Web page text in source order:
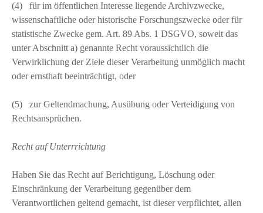
(4) für im öffentlichen Interesse liegende Archivzwecke,
wissenschaftliche oder historische Forschungszwecke oder für
statistische Zwecke gem. Art. 89 Abs. 1 DSGVO, soweit das
unter Abschnitt a) genannte Recht voraussichtlich die
Verwirklichung der Ziele dieser Verarbeitung unmöglich macht
oder ernsthaft beeinträchtigt, oder
(5) zur Geltendmachung, Ausübung oder Verteidigung von
Rechtsansprüchen.
Recht auf Unterrrichtung
Haben Sie das Recht auf Berichtigung, Löschung oder
Einschränkung der Verarbeitung gegenüber dem
Verantwortlichen geltend gemacht, ist dieser verpflichtet, allen